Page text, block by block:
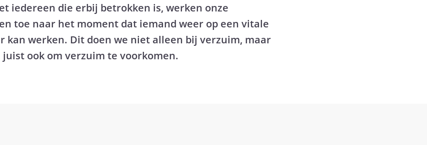
iedereen die erbij betrokken is, werken onze
toe naar het moment dat iemand weer op een vitale
kan werken. Dit doen we niet alleen bij verzuim, maar
juist ook om verzuim te voorkomen.